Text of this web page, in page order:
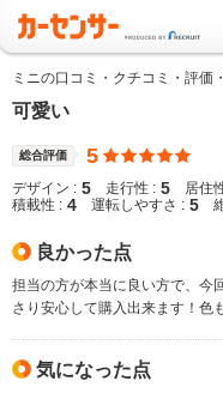
ミニの口コミ・クチコミ・評価
可愛い
総合評価 5
デザイン : 5 走行性 : 5 居住
積載性 : 4 運転しやすさ : 5
良かった点
担当の方が本当に良い方で、今
さり安心して購入出来ます！色
気になった点